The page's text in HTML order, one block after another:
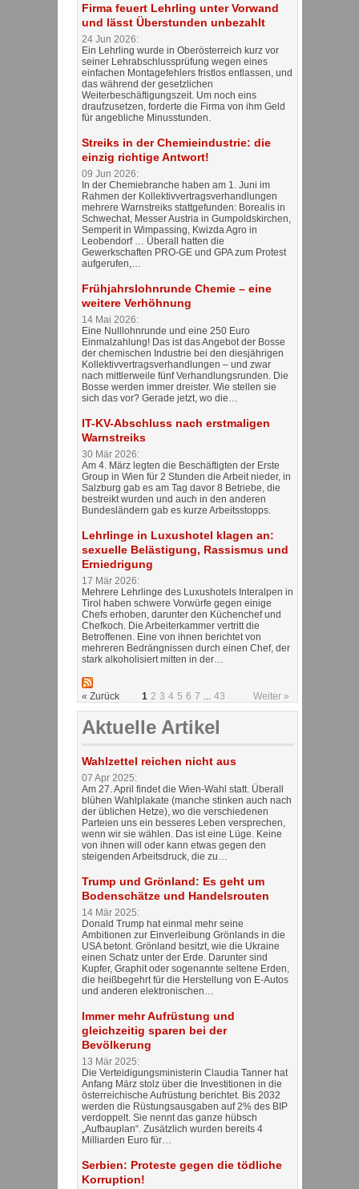
Firma feuert Lehrling unter Vorwand
und lässt Überstunden unbezahlt
24 Jun 2026:
Ein Lehrling wurde in Oberösterreich kurz vor
seiner Lehrabschlussprüfung wegen eines
einfachen Montagefehlers fristlos entlassen, und
das während der gesetzlichen
Weiterbeschäftigungszeit. Um noch eins
draufzusetzen, forderte die Firma von ihm Geld
für angebliche Minusstunden.
Streiks in der Chemieindustrie: die
einzig richtige Antwort!
09 Jun 2026:
In der Chemiebranche haben am 1. Juni im
Rahmen der Kollektivvertragsverhandlungen
mehrere Warnstreiks stattgefunden: Borealis in
Schwechat, Messer Austria in Gumpoldskirchen,
Semperit in Wimpassing, Kwizda Agro in
Leobendorf … Überall hatten die
Gewerkschaften PRO-GE und GPA zum Protest
aufgerufen,…
Frühjahrslohnrunde Chemie – eine
weitere Verhöhnung
14 Mai 2026:
Eine Nulllohnrunde und eine 250 Euro
Einmalzahlung! Das ist das Angebot der Bosse
der chemischen Industrie bei den diesjährigen
Kollektivvertragsverhandlungen – und zwar
nach mittlerweile fünf Verhandlungsrunden. Die
Bosse werden immer dreister. Wie stellen sie
sich das vor? Gerade jetzt, wo die…
IT-KV-Abschluss nach erstmaligen
Warnstreiks
30 Mär 2026:
Am 4. März legten die Beschäftigten der Erste
Group in Wien für 2 Stunden die Arbeit nieder, in
Salzburg gab es am Tag davor 8 Betriebe, die
bestreikt wurden und auch in den anderen
Bundesländern gab es kurze Arbeitsstopps.
Lehrlinge in Luxushotel klagen an:
sexuelle Belästigung, Rassismus und
Erniedrigung
17 Mär 2026:
Mehrere Lehrlinge des Luxushotels Interalpen in
Tirol haben schwere Vorwürfe gegen einige
Chefs erhoben, darunter den Küchenchef und
Chefkoch. Die Arbeiterkammer vertritt die
Betroffenen. Eine von ihnen berichtet von
mehreren Bedrängnissen durch einen Chef, der
stark alkoholisiert mitten in der…
« Zurück 1 2 3 4 5 6 7 43 Weiter »
Aktuelle Artikel
Wahlzettel reichen nicht aus
07 Apr 2025:
Am 27. April findet die Wien-Wahl statt. Überall
blühen Wahlplakate (manche stinken auch nach
der üblichen Hetze), wo die verschiedenen
Parteien uns ein besseres Leben versprechen,
wenn wir sie wählen. Das ist eine Lüge. Keine
von ihnen will oder kann etwas gegen den
steigenden Arbeitsdruck, die zu…
Trump und Grönland: Es geht um
Bodenschätze und Handelsrouten
14 Mär 2025:
Donald Trump hat einmal mehr seine
Ambitionen zur Einverleibung Grönlands in die
USA betont. Grönland besitzt, wie die Ukraine
einen Schatz unter der Erde. Darunter sind
Kupfer, Graphit oder sogenannte seltene Erden,
die heißbegehrt für die Herstellung von E-Autos
und anderen elektronischen…
Immer mehr Aufrüstung und
gleichzeitig sparen bei der
Bevölkerung
13 Mär 2025:
Die Verteidigungsministerin Claudia Tanner hat
Anfang März stolz über die Investitionen in die
österreichische Aufrüstung berichtet. Bis 2032
werden die Rüstungsausgaben auf 2% des BIP
verdoppelt. Sie nennt das ganze hübsch
„Aufbauplan“. Zusätzlich wurden bereits 4
Milliarden Euro für…
Serbien: Proteste gegen die tödliche
Korruption!